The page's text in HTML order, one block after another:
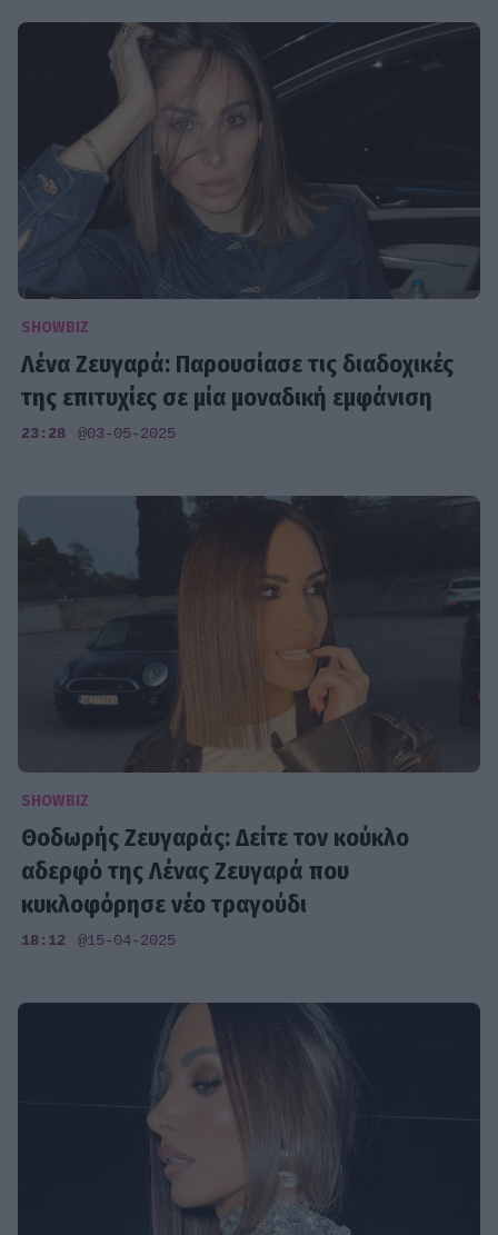
SHOWBIZ
Λένα Ζευγαρά: Παρουσίασε τις διαδοχικές
της επιτυχίες σε μία μοναδική εμφάνιση
23:28 @03-05-2025
SHOWBIZ
Θοδωρής Ζευγαράς: Δείτε τον κούκλο
αδερφό της Λένας Ζευγαρά που
κυκλοφόρησε νέο τραγούδι
18:12 @15-04-2025